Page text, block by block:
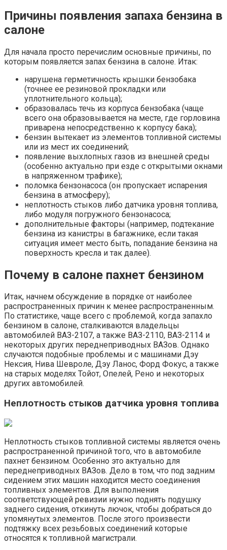
Причины появления запаха бензина в
салоне
Для начала просто перечислим основные причины, по
которым появляется запах бензина в салоне. Итак:
нарушена герметичность крышки бензобака
(точнее ее резиновой прокладки или
уплотнительного кольца);
образовалась течь из корпуса бензобака (чаще
всего она образовывается на месте, где горловина
приварена непосредственно к корпусу бака);
бензин вытекает из элементов топливной системы
или из мест их соединений;
появление выхлопных газов из внешней среды
(особенно актуально при езде с открытыми окнами
в напряженном трафике);
поломка бензонасоса (он пропускает испарения
бензина в атмосферу);
неплотность стыков либо датчика уровня топлива,
либо модуля погружного бензонасоса;
дополнительные факторы (например, подтекание
бензина из канистры в багажнике, если такая
ситуация имеет место быть, попадание бензина на
поверхность кресла и так далее).
Почему в салоне пахнет бензином
Итак, начнем обсуждение в порядке от наиболее
распространенных причин к менее распространенным.
По статистике, чаще всего с проблемой, когда запахло
бензином в салоне, сталкиваются владельцы
автомобилей ВАЗ-2107, а также ВАЗ-2110, ВАЗ-2114 и
некоторых других переднеприводных ВАЗов. Однако
случаются подобные проблемы и с машинами Дэу
Нексия, Нива Шевроле, Дэу Ланос, Форд Фокус, а также
на старых моделях Тойот, Опелей, Рено и некоторых
других автомобилей.
Неплотность стыков датчика уровня топлива
Неплотность стыков топливной системы является очень
распространенной причиной того, что в автомобиле
пахнет бензином. Особенно это актуально для
переднеприводных ВАЗов. Дело в том, что под задним
сидением этих машин находится место соединения
топливных элементов. Для выполнения
соответствующей ревизии нужно поднять подушку
заднего сидения, откинуть лючок, чтобы добраться до
упомянутых элементов. После этого произвести
подтяжку всех резьбовых соединений которые
относятся к топливной магистрали.